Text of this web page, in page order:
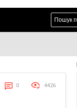
0 4426